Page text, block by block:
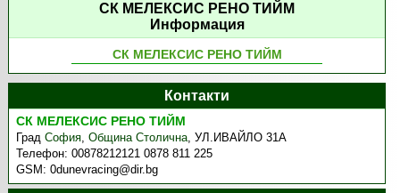
СК МЕЛЕКСИС РЕНО ТИЙМ
Информация
СК МЕЛЕКСИС РЕНО ТИЙМ
Контакти
СК МЕЛЕКСИС РЕНО ТИЙМ
ГрадСофия,Община Столична,УЛ.ИВАЙЛО 31А
Телефон:00878212121 0878 811 225
GSM:0dunevracing@dir.bg